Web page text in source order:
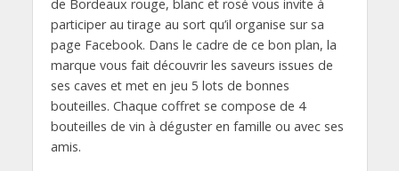
de Bordeaux rouge, blanc et rosé vous invite à
participer au tirage au sort qu’il organise sur sa
page Facebook. Dans le cadre de ce bon plan, la
marque vous fait découvrir les saveurs issues de
ses caves et met en jeu 5 lots de bonnes
bouteilles. Chaque coffret se compose de 4
bouteilles de vin à déguster en famille ou avec ses
amis.